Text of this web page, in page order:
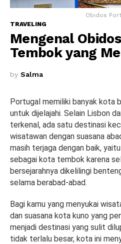
Obidos
TRAVELING
Mengenal
Tembok yang
by Salma
Portugal memiliki banyak kota
untuk dijelajahi. Selain Lisbon
terkenal, ada satu destinasi
wisatawan dengan suasana
masih terjaga dengan baik,
sebagai kota tembok karena
bersejarahnya dikelilingi
selama berabad-abad.
Bagi kamu yang menyukai
dan suasana kota kuno yang
menjadi destinasi yang sulit
tidak terlalu besar, kota ini